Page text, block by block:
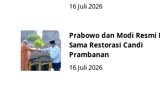
16 Juli 2026
Prabowo dan Modi Resmi
Sama Restorasi Candi
Prambanan
16 Juli 2026